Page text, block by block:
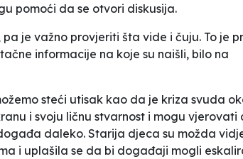
pomoći da se otvori diskusija.
je važno provjeriti šta vide i čuju. To je
informacije na koje su naišli, bilo na
steći utisak kao da je kriza svuda
i svoju ličnu stvarnost i mogu vjerovati
daleko. Starija djeca su možda
i uplašila se da bi događaji mogli